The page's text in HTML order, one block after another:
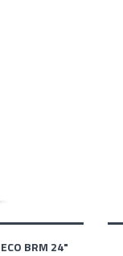
BRM 24"